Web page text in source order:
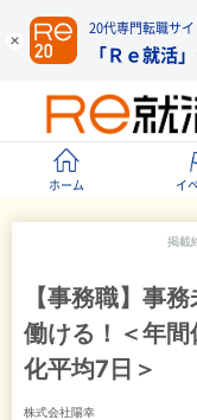
20代専門転職サイ
「Ｒｅ就活
ホーム イ
掲載
【事務職】事
働ける！＜年
化平均7日＞
株式会社陽幸